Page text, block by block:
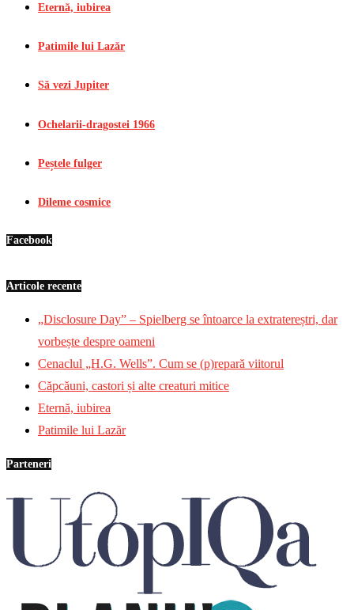
Eternă, iubirea
Patimile lui Lazăr
Să vezi Jupiter
Ochelarii-dragostei 1966
Peștele fulger
Dileme cosmice
Facebook
Articole recente
„Disclosure Day” – Spielberg se întoarce la extratereștri, dar
vorbește despre oameni
Cenaclul „H.G. Wells”. Cum se (p)repară viitorul
Căpcăuni, castori și alte creaturi mitice
Eternă, iubirea
Patimile lui Lazăr
Parteneri